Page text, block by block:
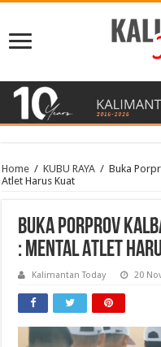
Home / KUBU RAYA / Buka
Atlet Harus Kuat
Buka Porprov
: Mental Atlet
Kalimantan Today 20